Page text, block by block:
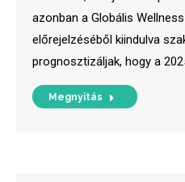
azonban a Globális
előrejelzéséből kiindulva
prognosztizáljak, hogy a
Megnyitás